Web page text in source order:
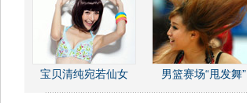
宝贝清纯宛若仙女 男篮赛场“甩发舞”